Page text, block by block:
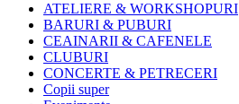
ATELIERE & WORKSHOPURI
BARURI & PUBURI
CEAINARII & CAFENELE
CLUBURI
CONCERTE & PETRECERI
Copii super